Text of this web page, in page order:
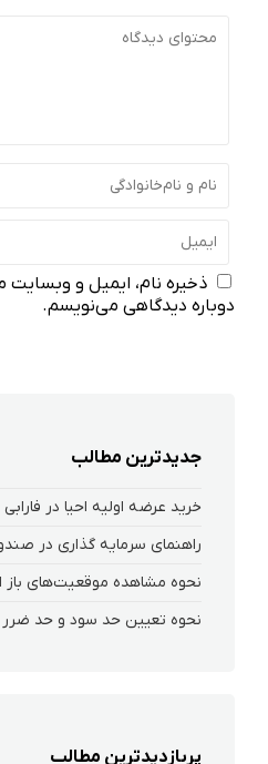
ذخیره نام، ایمیل و وبسایت
دوباره دیدگاهی می‌نویسم.
جدیدترین مطالب
خرید عرضه اولیه احیا در فارابی
راهنمای سرمایه گذاری در
پربازدیدترین مطالب